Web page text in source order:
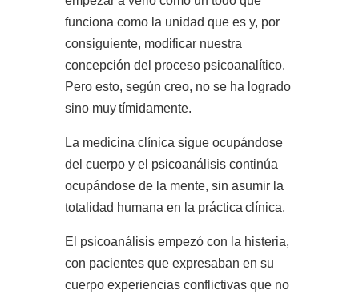
funciona como la unidad que es y, por
consiguiente, modificar nuestra
concepción del proceso psicoanalítico.
Pero esto, según creo, no se ha logrado
sino muytímidamente.
La medicina clínica sigue ocupándose
del cuerpo y el psicoanálisis continúa
ocupándose de la mente, sin asumir la
totalidad humana en la práctica clínica.
El psicoanálisis empezó con la histeria,
con pacientes que expresaban en su
cuerpo experiencias conflictivas que no